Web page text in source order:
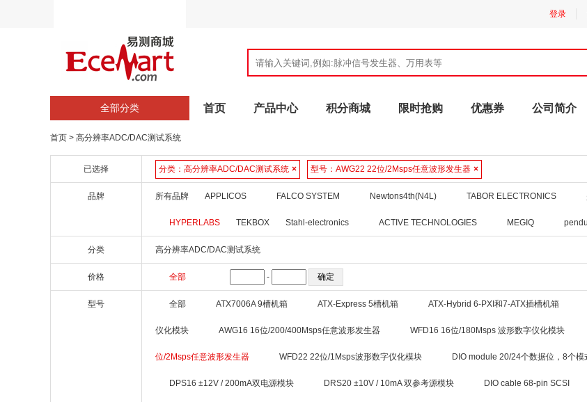
登录
全部分类 首页 产品中心 积分商城 限时抢购 优惠券 公司简介
首页 > 高分辨率ADC/DAC测试系统
已选择 分类： 高分辨率ADC/DAC测试系统 × 型号： AWG22 22位/2Msps任意波形发生器 ×
品牌 所有品牌 APPLICOS FALCO SYSTEM Newtons4th(N4L) TABOR ELECTRONICS
HYPERLABS TEKBOX Stahl-electronics ACTIVE TECHNOLOGIES MEGIQ
分类 高分辨率ADC/DAC测试系统
价格 全部 -
型号 全部 ATX7006A 9槽机箱 ATX-Express 5槽机箱 ATX-Hybrid 6-PXI和7-ATX插槽机箱
仪化模块 AWG16 16位/200/400Msps任意波形发生器 WFD16 16位/180Msps 波形数字仪化模块
位/2Msps任意波形发生器 WFD22 22位/1Msps波形数字仪化模块 DIO module 20/24个数据位，8个模
DPS16 ±12V / 200mA双电源模块 DRS20 ±10V / 10mA 双参考源模块 DIO cable 68-pin SCSI